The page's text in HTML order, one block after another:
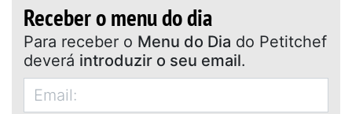
Receber o menu do dia
Para receber o Menu do Dia do Petitchef
deverá introduzir o seu email.